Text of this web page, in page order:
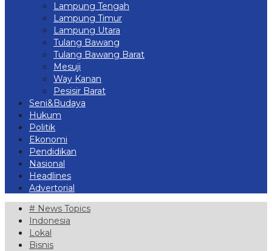
Lampung Tengah
Lampung Timur
Lampung Utara
Tulang Bawang
Tulang Bawang Barat
Mesuji
Way Kanan
Pesisir Barat
Seni&Budaya
Hukum
Politik
Ekonomi
Pendidikan
Nasional
Headlines
Advertorial
# News Topics
Indonesia
Lokal
Bisnis